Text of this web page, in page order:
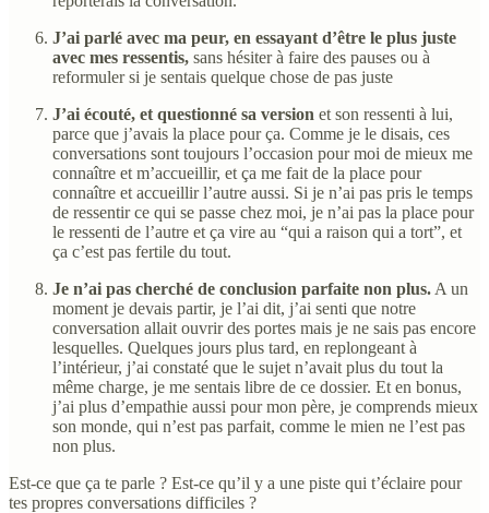
J’ai parlé avec ma peur, en essayant d’être le plus juste
avec mes ressentis, sans hésiter à faire des pauses ou à
reformuler si je sentais quelque chose de pas juste
J’ai écouté, et questionné sa version et son ressenti à lui,
parce que j’avais la place pour ça. Comme je le disais, ces
conversations sont toujours l’occasion pour moi de mieux me
connaître et m’accueillir, et ça me fait de la place pour
connaître et accueillir l’autre aussi. Si je n’ai pas pris le temps
de ressentir ce qui se passe chez moi, je n’ai pas la place pour
le ressenti de l’autre et ça vire au “qui a raison qui a tort”, et
ça c’est pas fertile du tout.
Je n’ai pas cherché de conclusion parfaite non plus. A un
moment je devais partir, je l’ai dit, j’ai senti que notre
conversation allait ouvrir des portes mais je ne sais pas encore
lesquelles. Quelques jours plus tard, en replongeant à
l’intérieur, j’ai constaté que le sujet n’avait plus du tout la
même charge, je me sentais libre de ce dossier. Et en bonus,
j’ai plus d’empathie aussi pour mon père, je comprends mieux
son monde, qui n’est pas parfait, comme le mien ne l’est pas
non plus.
Est-ce que ça te parle ? Est-ce qu’il y a une piste qui t’éclaire pour
tes propres conversations difficiles ?